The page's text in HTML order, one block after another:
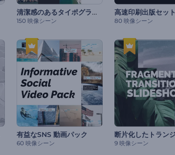
清潔感のあるタイポグラフィパック
150 映像シーン
高速印刷出版セット
80 映像シーン
有益なSNS 動画パック
60 映像シーン 9 映像シーン